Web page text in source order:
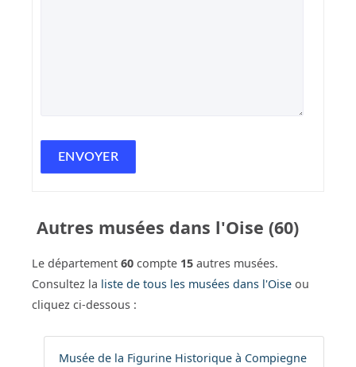
Autres musées dans l'Oise (60)
Le département 60 compte 15 autres musées.
Consultez la liste de tous les musées dans l'Oise ou
cliquez ci-dessous :
Musée de la Figurine Historique à Compiegne